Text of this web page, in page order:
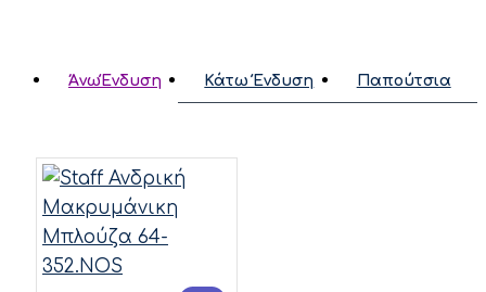
ΆνωΈνδυση Κάτω Ένδυση Παπούτσια